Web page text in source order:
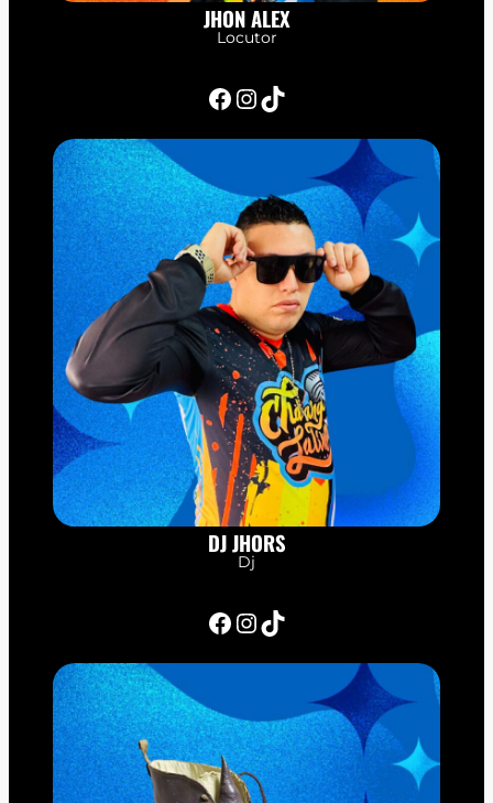
JHON ALEX
Locutor
Facebook InstagramTikTok
DJ JHORS
Dj
Facebook InstagramTikTok